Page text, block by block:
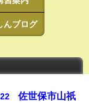
んブログ
佐世保市山祇